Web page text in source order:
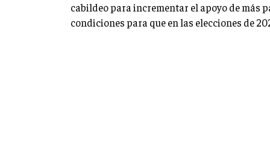
cabildeo para incrementar el apoyo de más
condiciones para que en las elecciones de